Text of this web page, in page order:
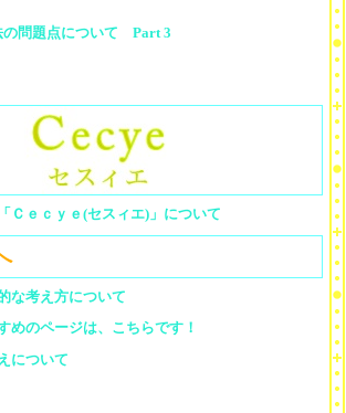
の問題点について Part 3
Ｃｅｃｙｅ(セスィエ)」について
な考え方について
めのページは、こちらです！
について